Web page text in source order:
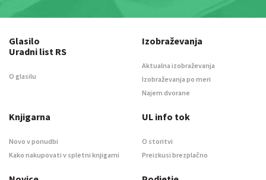
Glasilo
Uradni list RS
O glasilu
Izobraževanja
Aktualna izobraževanja
Izobraževanja po meri
Najem dvorane
Knjigarna
Novo v ponudbi
Kako nakupovati v spletni knjigarni
UL info tok
O storitvi
Preizkusi brezplačno